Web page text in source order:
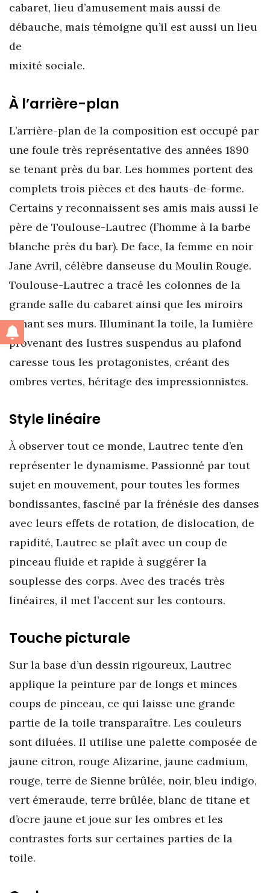
cabaret, lieu d’amusement mais aussi de
débauche, mais témoigne qu’il est aussi un lieu
de
mixité sociale.
À l’arrière-plan
L’arrière-plan de la composition est occupé par
une foule très représentative des années 1890
se tenant près du bar. Les hommes portent des
complets trois pièces et des hauts-de-forme.
Certains y reconnaissent ses amis mais aussi le
père de Toulouse-Lautrec (l’homme à la barbe
blanche près du bar). De face, la femme en noir
Jane Avril, célèbre danseuse du Moulin Rouge.
Toulouse-Lautrec a tracé les colonnes de la
grande salle du cabaret ainsi que les miroirs
ornant ses murs. Illuminant la toile, la lumière
provenant des lustres suspendus au plafond
caresse tous les protagonistes, créant des
ombres vertes, héritage des impressionnistes.
Style linéaire
À observer tout ce monde, Lautrec tente d’en
représenter le dynamisme. Passionné par tout
sujet en mouvement, pour toutes les formes
bondissantes, fasciné par la frénésie des danses
avec leurs effets de rotation, de dislocation, de
rapidité, Lautrec se plaît avec un coup de
pinceau fluide et rapide à suggérer la
souplesse des corps. Avec des tracés très
linéaires, il met l’accent sur les contours.
Touche picturale
Sur la base d’un dessin rigoureux, Lautrec
applique la peinture par de longs et minces
coups de pinceau, ce qui laisse une grande
partie de la toile transparaître. Les couleurs
sont diluées. Il utilise une palette composée de
jaune citron, rouge Alizarine, jaune cadmium,
rouge, terre de Sienne brûlée, noir, bleu indigo,
vert émeraude, terre brûlée, blanc de titane et
d’ocre jaune et joue sur les ombres et les
contrastes forts sur certaines parties de la
toile.